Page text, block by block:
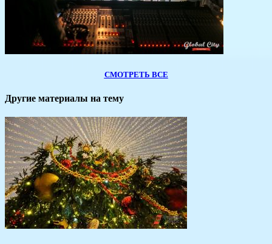
СМОТРЕТЬ ВСЕ
Другие материалы на тему